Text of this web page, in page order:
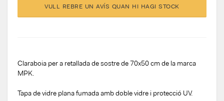
VULL REBRE UN AVÍS QUAN HI HAGI STOCK
Claraboia per a retallada de sostre de 70x50 cm de la marca
MPK.
Tapa de vidre plana fumada amb doble vidre i protecció UV.